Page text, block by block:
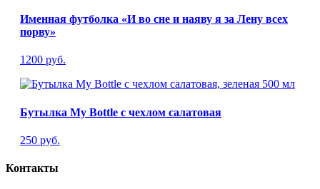
Именная футболка «И во сне и наяву я за Лену всех
порву»
1200 руб.
Бутылка My Bottle с чехлом салатовая
250 руб.
Контакты